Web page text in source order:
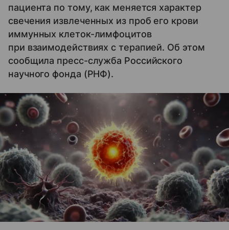
пациента по тому, как меняется характер
свечения извлеченных из проб его крови
иммунных клеток-лимфоцитов
при взаимодействиях с терапией. Об этом
сообщила пресс-служба Российского
научного фонда (РНФ).